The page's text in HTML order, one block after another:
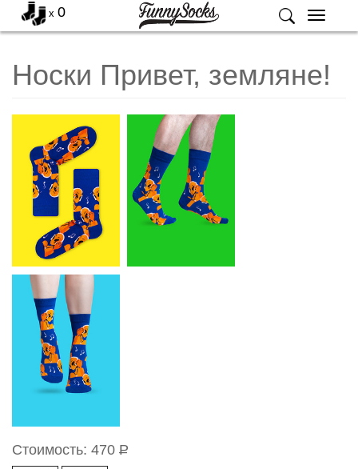
Меню
x 0
Носки Привет, земляне!
Стоимость: 470 Р